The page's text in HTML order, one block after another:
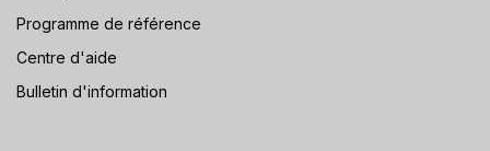
Programme de référence
Centre d'aide
Bulletin d'information